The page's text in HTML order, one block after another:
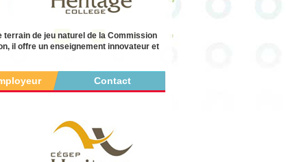
terrain de jeu naturel de la Commission
il offre un enseignement innovateur et
Contact